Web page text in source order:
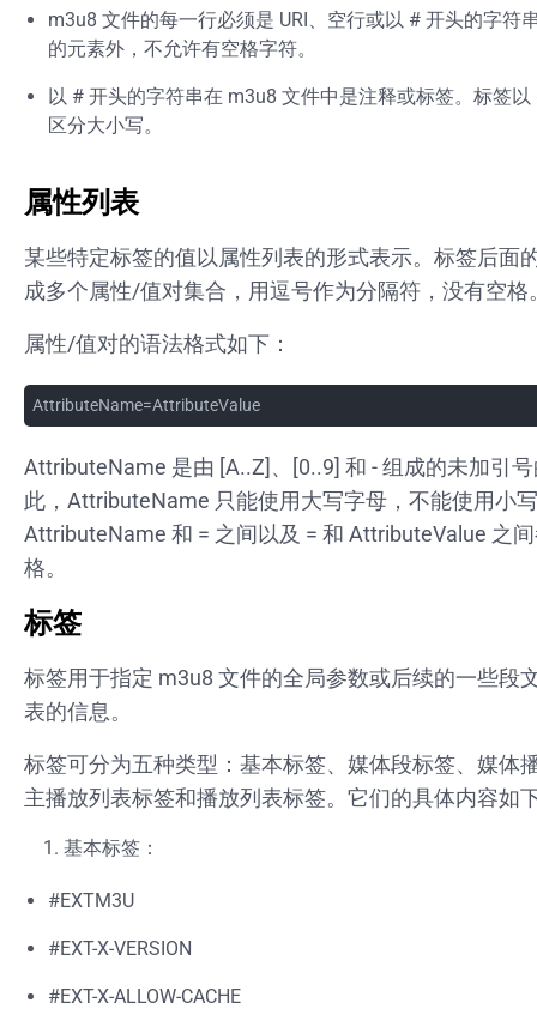
m3u8 文件的每一行必须是 URI、空行或以 # 开头的字符
的元素外，不允许有空格字符。
以 # 开头的字符串在 m3u8 文件中是注释或标签。标签以
区分大小写。
属性列表
某些特定标签的值以属性列表的形式表示。标签后面
成多个属性/值对集合，用逗号作为分隔符，没有空格
属性/值对的语法格式如下：
AttributeName=AttributeValue
AttributeName 是由 [A..Z]、[0..9] 和 - 组成的未加引
此，AttributeName 只能使用大写字母，不能使用小
AttributeName 和 = 之间以及 = 和 AttributeValue 之
格。
标签
标签用于指定 m3u8 文件的全局参数或后续的一些段
表的信息。
标签可分为五种类型：基本标签、媒体段标签、媒体
主播放列表标签和播放列表标签。它们的具体内容如
基本标签：
#EXTM3U
#EXT-X-VERSION
#EXT-X-ALLOW-CACHE